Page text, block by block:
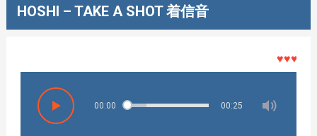
HOSHI – TAKE A SHOT 着信音
♥♥♥着メ
00:00 00:25